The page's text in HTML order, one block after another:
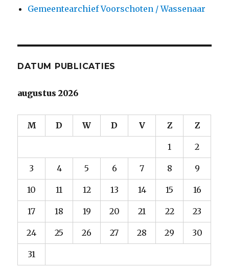
Gemeentearchief Voorschoten / Wassenaar
DATUM PUBLICATIES
augustus 2026
M D W D V Z Z
1 2
3 4 5 6 7 8 9
10 11 12 13 14 15 16
17 18 19 20 21 22 23
24 25 26 27 28 29 30
31